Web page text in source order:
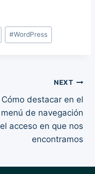
#WordPress
NEXT
Cómo destacar en el
menú de navegación
el acceso en que nos
encontramos